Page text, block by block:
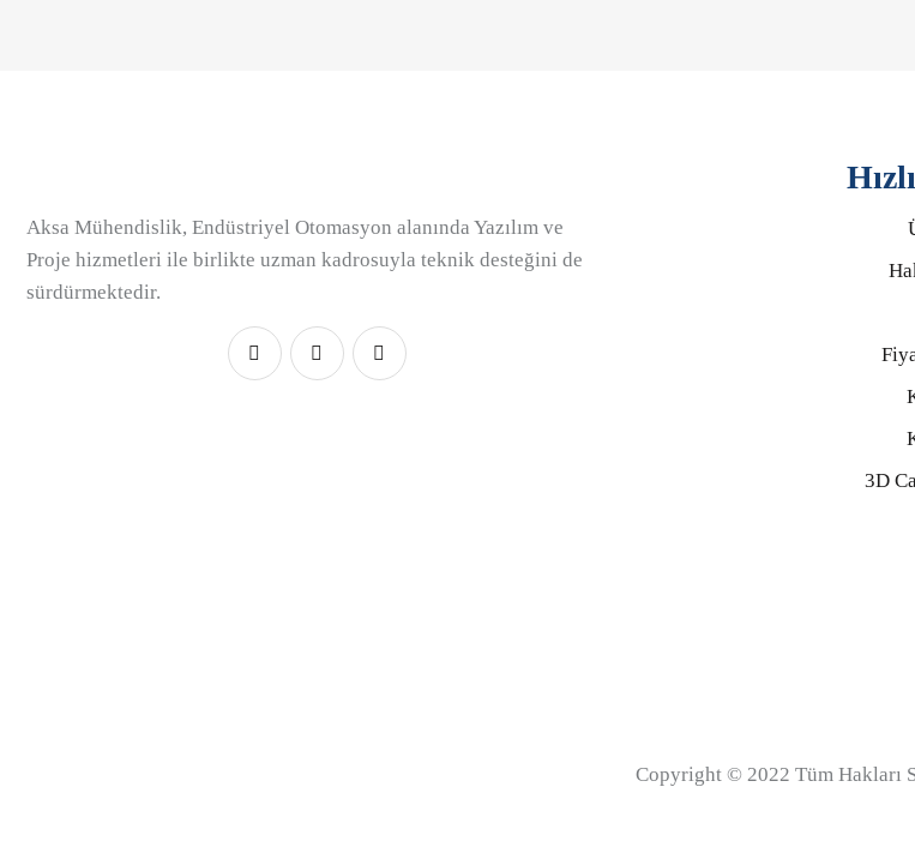
Aksa Mühendislik, Endüstriyel Otomasyon alanında Yazılım ve
Proje hizmetleri ile birlikte uzman kadrosuyla teknik desteğini de
sürdürmektedir.
3D
Copyright © 2022 Tüm Hakları